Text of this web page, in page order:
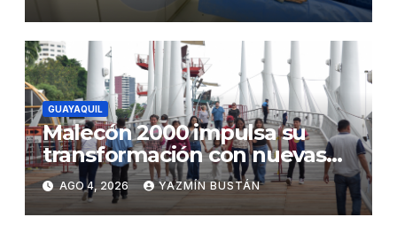
GUAYAQUIL
Malecón 2000 impulsa su
transformación con nuevas
inversiones y una oferta
renovada
AGO 4, 2026 YAZMÍN BUSTÁN